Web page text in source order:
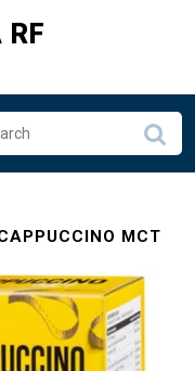
RF
MCT